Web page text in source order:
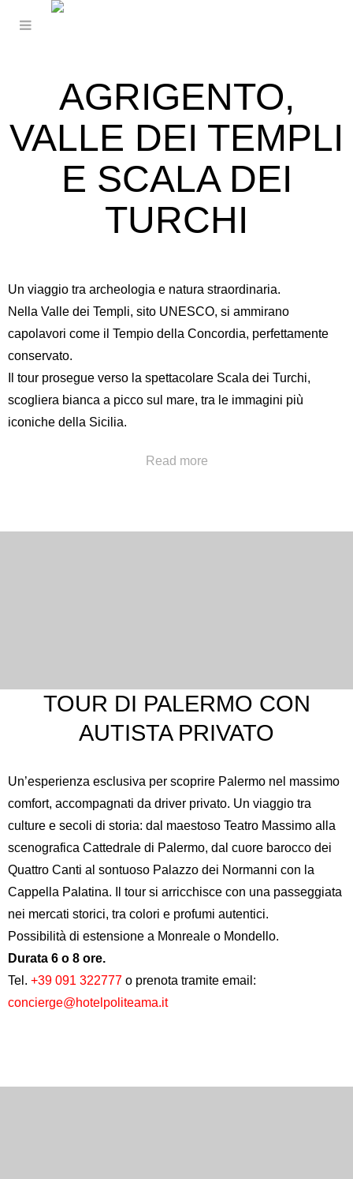
AGRIGENTO,
VALLE DEI TEMPLI
E SCALA DEI
TURCHI
Un viaggio tra archeologia e natura straordinaria.
Nella Valle dei Templi, sito UNESCO, si ammirano
capolavori come il Tempio della Concordia, perfettamente
conservato.
Il tour prosegue verso la spettacolare Scala dei Turchi,
scogliera bianca a picco sul mare, tra le immagini più
iconiche della Sicilia.
Read more
TOUR DI PALERMO CON
AUTISTA PRIVATO
Un’esperienza esclusiva per scoprire Palermo nel massimo
comfort, accompagnati da driver privato. Un viaggio tra
culture e secoli di storia: dal maestoso Teatro Massimo alla
scenografica Cattedrale di Palermo, dal cuore barocco dei
Quattro Canti al sontuoso Palazzo dei Normanni con la
Cappella Palatina. Il tour si arricchisce con una passeggiata
nei mercati storici, tra colori e profumi autentici.
Possibilità di estensione a Monreale o Mondello.
Durata 6 o 8 ore.
Tel. +39 091 322777 o prenota tramite email:
concierge@hotelpoliteama.it